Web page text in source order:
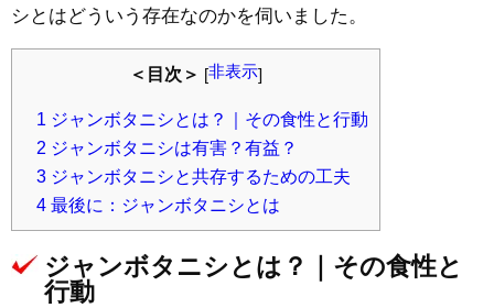
シとはどういう存在なのかを伺いました。
＜目次＞ [非表示]
1 ジャンボタニシとは？｜その食性と行動
2 ジャンボタニシは有害？有益？
3 ジャンボタニシと共存するための工夫
4 最後に：ジャンボタニシとは
ジャンボタニシとは？｜その食性と
行動